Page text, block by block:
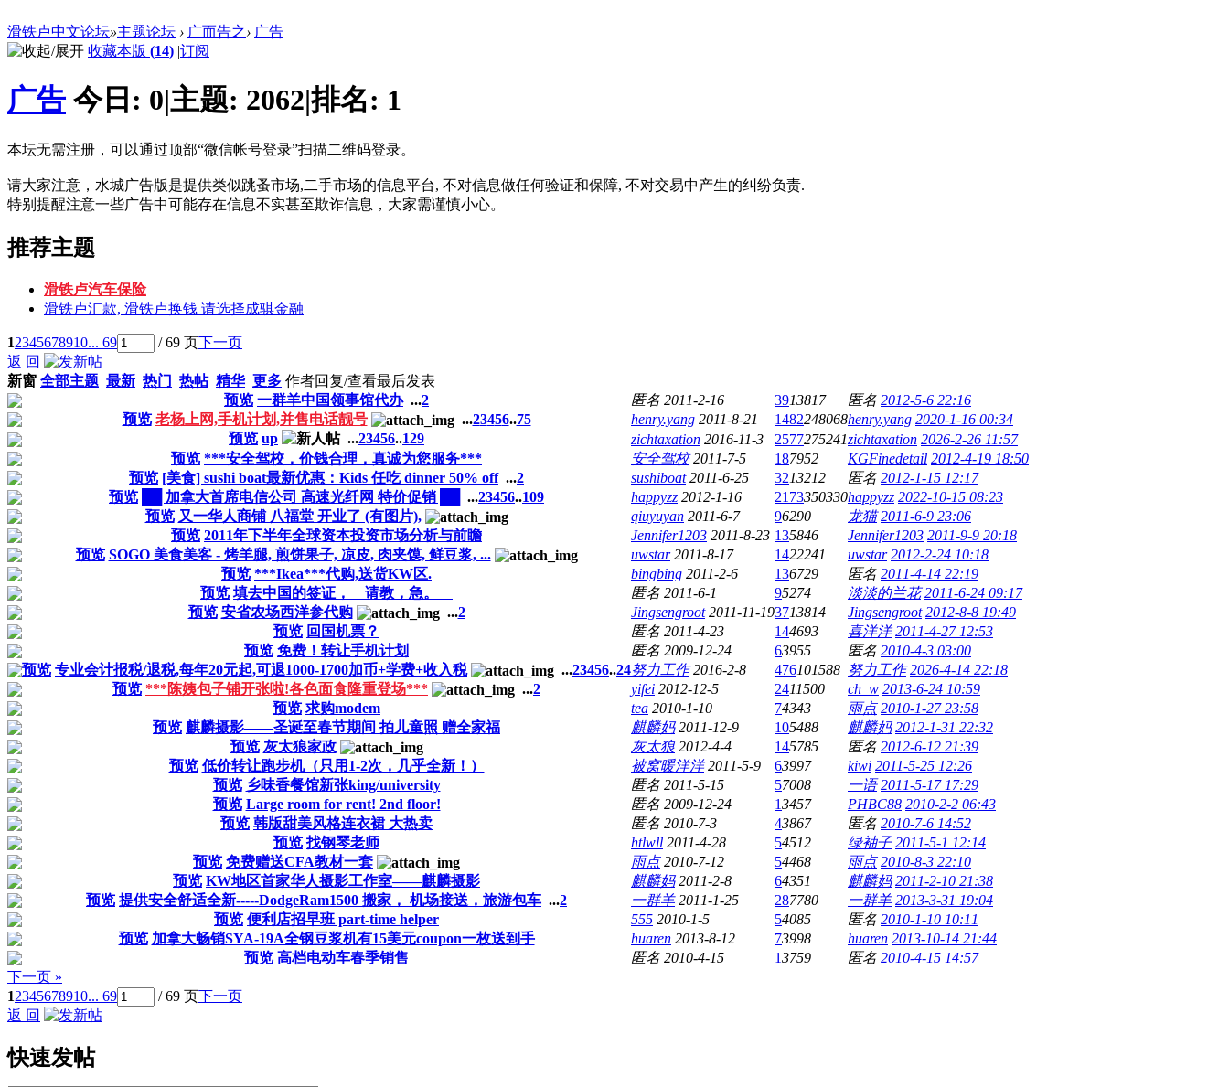
滑铁卢中文论坛»主题论坛 › 广而告之› 广告
收藏本版 (14) |订阅
广告 今日: 0|主题: 2062|排名: 1
本坛无需注册，可以通过顶部“微信帐号登录”扫描二维码登录。
请大家注意，水城广告版是提供类似跳蚤市场,二手市场的信息平台, 不对信息做任何验证和保障, 不对交易中产生的纠纷负责.
特别提醒注意一些广告中可能存在信息不实甚至欺诈信息，大家需谨慎小心。
推荐主题
滑铁卢汽车保险
滑铁卢汇款, 滑铁卢换钱 请选择成骐金融
12345678910... 69 / 69 页下一页
返 回
新窗 全部主题 最新 热门 热帖 精华 更多 作者回复/查看最后发表
预览 一群羊中国领事馆代办 ...2 匿名 2011-2-16 3913817 匿名 2012-5-6 22:16
预览 老杨上网,手机计划,并售电话靓号 ...23456..75 henry.yang 2011-8-21 1482248068henry.yang 2020-1-16 00:34
预览 up ...23456..129 zichtaxation 2016-11-3 2577275241zichtaxation 2026-2-26 11:57
预览 ***安全驾校，价钱合理，真诚为您服务*** 安全驾校 2011-7-5 187952 KGFinedetail 2012-4-19 18:50
预览 [美食] sushi boat最新优惠：Kids 任吃 dinner 50% off ...2 sushiboat 2011-6-25 3213212 匿名 2012-1-15 12:17
预览
██ 加拿大首席电信公司 高速光纤网 特价促销 ██ ...23456..109 happyzz 2012-1-16 2173350330happyzz 2022-10-15 08:23
预览 又一华人商铺 八福堂 开业了 (有图片), qiuyuyan 2011-6-7 96290 龙猫 2011-6-9 23:06
预览 2011年下半年全球资本投资市场分析与前瞻 Jennifer1203 2011-8-23 135846 Jennifer1203 2011-9-9 20:18
预览 SOGO 美食美客 - 烤羊腿, 煎饼果子, 凉皮, 肉夹馍, 鲜豆浆, ... uwstar 2011-8-17 1422241 uwstar 2012-2-24 10:18
预览 ***Ikea***代购,送货KW区. bingbing 2011-2-6 136729 匿名 2011-4-14 22:19
预览 填去中国的签证， 请教，急。 匿名 2011-6-1 95274 淡淡的兰花 2011-6-24 09:17
预览 安省农场西洋参代购 ...2 Jingsengroot 2011-11-193713814 Jingsengroot 2012-8-8 19:49
预览 回国机票？ 匿名 2011-4-23 144693 喜洋洋 2011-4-27 12:53
预览 免费！转让手机计划 匿名 2009-12-24 63955 匿名 2010-4-3 03:00
预览 专业会计报税/退税,每年20元起,可退1000-1700加币+学费+收入税 ...23456..24努力工作 2016-2-8 476101588 努力工作 2026-4-14 22:18
预览 ***陈姨包子铺开张啦!各色面食隆重登场*** ...2 yifei 2012-12-5 2411500 ch_w 2013-6-24 10:59
预览 求购modem tea 2010-1-10 74343 雨点 2010-1-27 23:58
预览 麒麟摄影——圣诞至春节期间 拍儿童照 赠全家福 麒麟妈 2011-12-9 105488 麒麟妈 2012-1-31 22:32
预览 灰太狼家政 灰太狼 2012-4-4 145785 匿名 2012-6-12 21:39
预览 低价转让跑步机（只用1-2次，几乎全新！） 被窝暖洋洋 2011-5-9 63997 kiwi 2011-5-25 12:26
预览 乡味香餐馆新张king/university 匿名 2011-5-15 57008 一语 2011-5-17 17:29
预览 Large room for rent! 2nd floor! 匿名 2009-12-24 13457 PHBC88 2010-2-2 06:43
预览 韩版甜美风格连衣裙 大热卖 匿名 2010-7-3 43867 匿名 2010-7-6 14:52
预览 找钢琴老师 htlwll 2011-4-28 54512 绿袖子 2011-5-1 12:14
预览 免费赠送CFA教材一套 雨点 2010-7-12 54468 雨点 2010-8-3 22:10
预览 KW地区首家华人摄影工作室——麒麟摄影 麒麟妈 2011-2-8 64351 麒麟妈 2011-2-10 21:38
预览 提供安全舒适全新-----DodgeRam1500 搬家， 机场接送，旅游包车 ...2 一群羊 2011-1-25 287780 一群羊 2013-3-31 19:04
预览 便利店招早班 part-time helper 555 2010-1-5 54085 匿名 2010-1-10 10:11
预览 加拿大畅销SYA-19A全钢豆浆机有15美元coupon一枚送到手 huaren 2013-8-12 73998 huaren 2013-10-14 21:44
预览 高档电动车春季销售 匿名 2010-4-15 13759 匿名 2010-4-15 14:57
下一页 »
12345678910... 69 / 69 页下一页
返 回
快速发帖